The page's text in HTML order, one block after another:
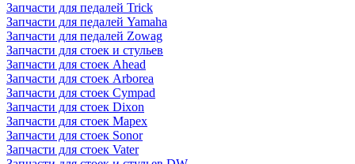
Запчасти для педалей Trick
Запчасти для педалей Yamaha
Запчасти для педалей Zowag
Запчасти для стоек и стульев
Запчасти для стоек Ahead
Запчасти для стоек Arborea
Запчасти для стоек Cympad
Запчасти для стоек Dixon
Запчасти для стоек Mapex
Запчасти для стоек Sonor
Запчасти для стоек Vater